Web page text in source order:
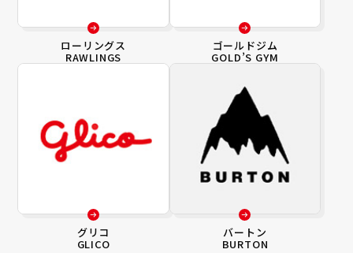
ローリングス
RAWLINGS
ゴールドジム
GOLD’S GYM
グリコ
GLICO
バートン
BURTON